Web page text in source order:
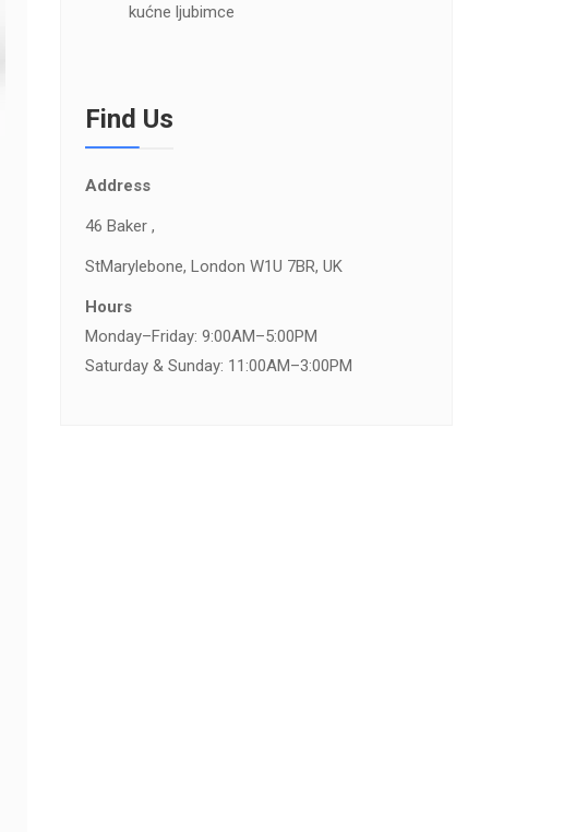
kućne ljubimce
Find Us
Address
46 Baker ,
StMarylebone, London W1U 7BR, UK
Hours
Monday–Friday: 9:00AM–5:00PM
Saturday & Sunday: 11:00AM–3:00PM